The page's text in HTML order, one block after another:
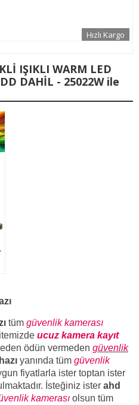
Hızlı Kargo
IŞIKLI WARM LED
DAHİL - 25022W ile
- 50022W
tüm güvenlik kamerası
ucuz kamera kayıt
ödün vermeden güvenlik
yanında tüm güvenlik
fiyatlarla ister toptan ister
İsteğiniz ister ahd
kamerası olsun tüm